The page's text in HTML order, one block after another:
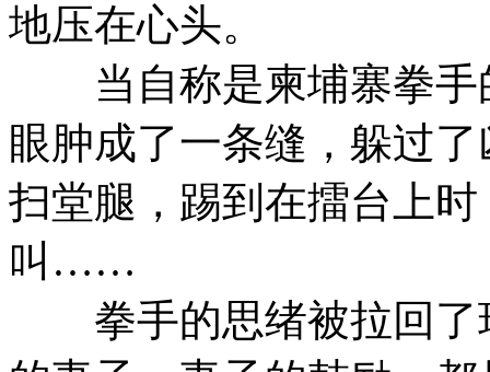
地压在心头。
当自称是柬埔寨拳手
眼肿成了一条缝，躲过
扫堂腿，踢到在擂台上
叫……
拳手的思绪被拉回了